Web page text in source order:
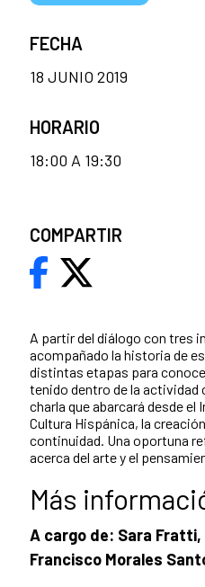
A partir del diálogo con tres
acompañado la historia de
distintas etapas para
tenido dentro de la actividad
charla que abarcará desde
Cultura Hispánica, la
continuidad. Una oportuna
acerca del arte y el
Más
A cargo de: Sara
Francisco Morales
FECHA
18 JUNIO 2019
HORARIO
18:00 A 19:30
COMPARTIR